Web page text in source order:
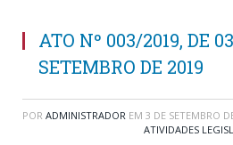
ATO Nº 003/2019, DE
SETEMBRO DE 2019
POR ADMINISTRADOR EM 3 DE SETEMBRO
ATIVIDADES